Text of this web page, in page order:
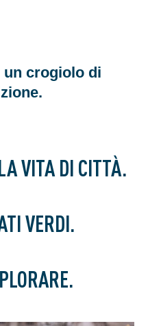
crogiolo di
VITA DI CITTÀ.
VERDI.